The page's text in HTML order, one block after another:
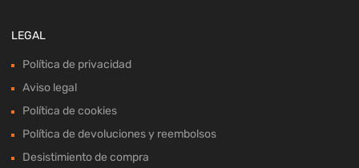
LEGAL
Política de privacidad
Aviso legal
Política de cookies
Política de devoluciones y reembolsos
Desistimiento de compra